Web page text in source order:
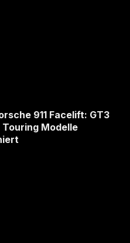
911 Facelift: GT3
Touring Modelle